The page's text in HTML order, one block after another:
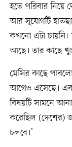
হতে পরিবার নিয়ে
আর সুযোগটি
কখনো এটা
আছে। তার কাছে
মেসির কাছে
আগেও এসেছে।
বিষয়টি সামনে
করেছিল (দেশের)
চলবে।’